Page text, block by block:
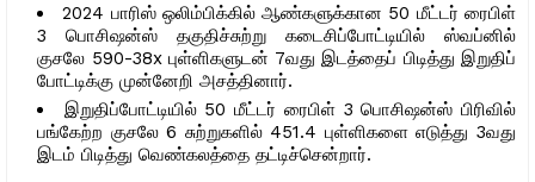
2024 பாரிஸ் ஒலிம்பிக்கில் ஆண்களுக்கான 50 மீட்டர் ரைபிள்
3 பொசிஷன்ஸ் தகுதிச்சுற்று கடைசிப்போட்டியில் ஸ்வப்னில்
குசலே 590-38x புள்ளிகளுடன் 7வது இடத்தைப் பிடித்து இறுதிப்
போட்டிக்கு முன்னேறி அசத்தினார்.
இறுதிப்போட்டியில் 50 மீட்டர் ரைபிள் 3 பொசிஷன்ஸ் பிரிவில்
பங்கேற்ற குசலே 6 சுற்றுகளில் 451.4 புள்ளிகளை எடுத்து 3வது
இடம் பிடித்து வெண்கலத்தை தட்டிச்சென்றார்.